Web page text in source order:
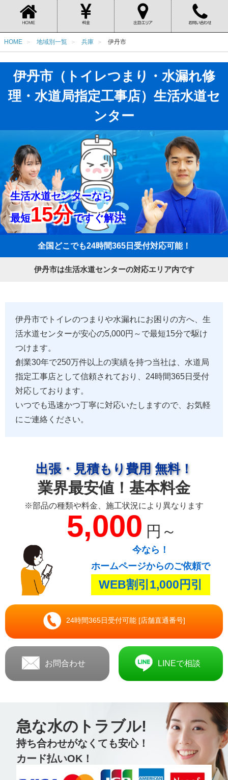
HOME 地域別一覧 兵庫 伊丹市
伊丹市（トイレつまり・水漏れ修
理・水道局指定工事店）生活水道セ
ンター
生活水道センターなら
最短15分ですぐ解決
全国どこでも24時間365日受付対応可能！
伊丹市は生活水道センターの対応エリア内です
伊丹市でトイレのつまりや水漏れにお困りの方へ、生
活水道センターが安心の5,000円～で最短15分で駆け
つけます。
創業30年で250万件以上の実績を持つ当社は、水道局
指定工事店として信頼されており、24時間365日受付
対応しております。
いつでも迅速かつ丁寧に対応いたしますので、お気軽
にご連絡ください。
出張・見積もり費用 無料！
業界最安値！基本料金
※部品の種類や料金、施工状況により異なります
5,000円～
今なら！
ホームページからのご依頼で
WEB割引1,000円引
24時間365日受付可能 [店舗直通番号]
お問合わせ LINEで相談
急な水のトラブル!
持ち合わせがなくても安心！
カード払いOK！